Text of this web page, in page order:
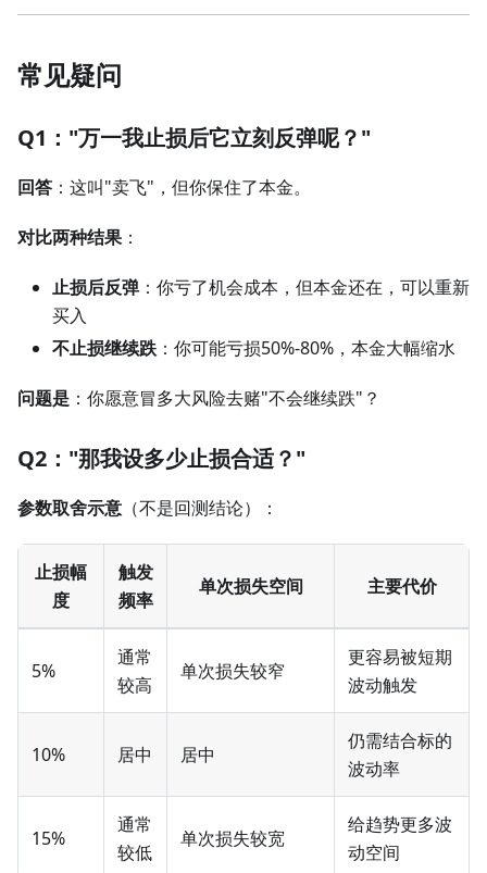
常见疑问
Q1："万一我止损后它立刻反弹呢？"
回答 ：这叫"卖飞"，但你保住了本金。
对比两种结果 ：
止损后反弹：你亏了机会成本，但本金还在，可以重新
买入
不止损继续跌 ：你可能亏损50%-80%，本金大幅缩水
问题是 ：你愿意冒多大风险去赌"不会继续跌"？
Q2："那我设多少止损合适？"
参数取舍示意 （不是回测结论）：
止损幅
度
触发
频率
单次损失空间 主要代价
5%
通常
较高
单次损失较窄
更容易被短期
波动触发
10% 居中 居中
仍需结合标的
波动率
15%
通常
较低
单次损失较宽
给趋势更多波
动空间